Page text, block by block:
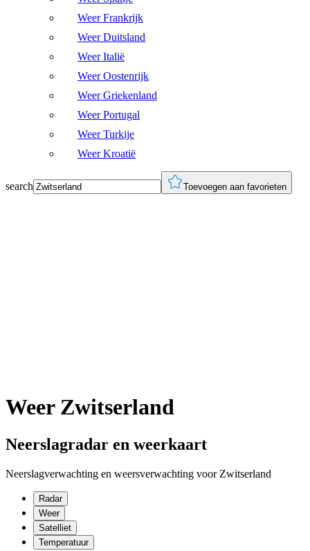
Weer Frankrijk
Weer Duitsland
Weer Italië
Weer Oostenrijk
Weer Griekenland
Weer Portugal
Weer Turkije
Weer Kroatië
search Toevoegen aan favorieten
Weer Zwitserland
Neerslagradar en weerkaart
Neerslagverwachting en weersverwachting voor Zwitserland
Radar
Weer
Satelliet
Temperatuur